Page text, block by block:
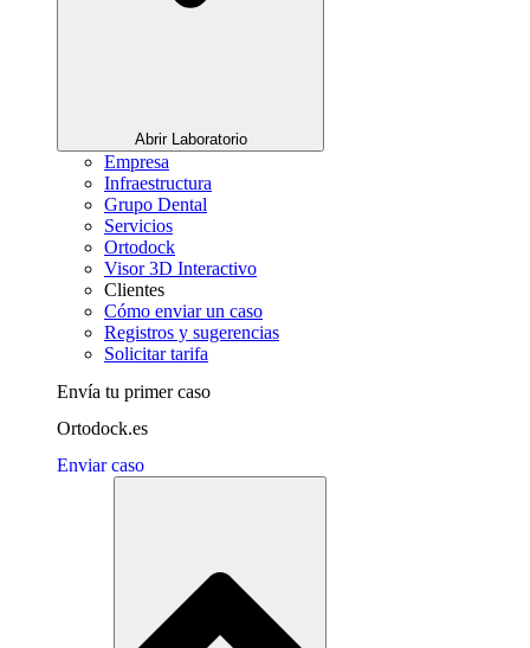
Abrir Laboratorio
Empresa
Infraestructura
Grupo Dental
Servicios
Ortodock
Visor 3D Interactivo
Clientes
Cómo enviar un caso
Registros y sugerencias
Solicitar tarifa
Envía tu primer caso
Ortodock.es
Enviar caso